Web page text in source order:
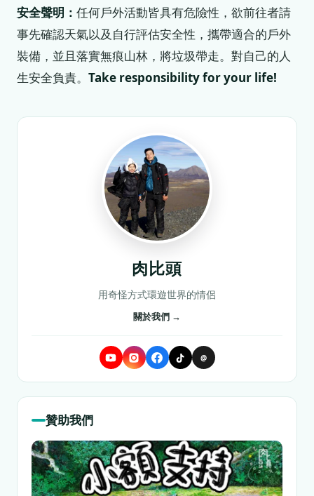
安全聲明： 任何戶外活動皆具有危險性，欲前往者請
事先確認天氣以及自行評估安全性，攜帶適合的戶外
裝備，並且落實無痕山林，將垃圾帶走。對自己的人
生安全負責。 Take responsibility for your life!
肉比頭
用奇怪方式環遊世界的情侶
關於我們 →
@
贊助我們